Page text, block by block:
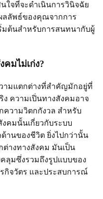
ใจที่จะดำเนินการวินิจฉัย
ลลัพธ์ของคุณจากการ
มต้นสำหรับการสนทนากับผู้
มไม่เก่ง?
ามแตกต่างที่สำคัญมักอยู่ที่
ง ความเปิ่นทางสังคมอาจ
ความวิตกกังวล สำหรับ
คมนั้นเกี่ยวกับระบบ
านของชีวิต ยิ่งไปกว่านั้น
างทางสังคม มันเป็น
ลุมซึ่งรวมถึงรูปแบบของ
กิจวัตร และประสบการณ์